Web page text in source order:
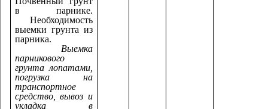
в парнике.
Необходимость
выемки грунта из
парника.
Выемка
парникового
грунта лопатами,
погрузка на
транспортное
средство, вывоз и
укладка в